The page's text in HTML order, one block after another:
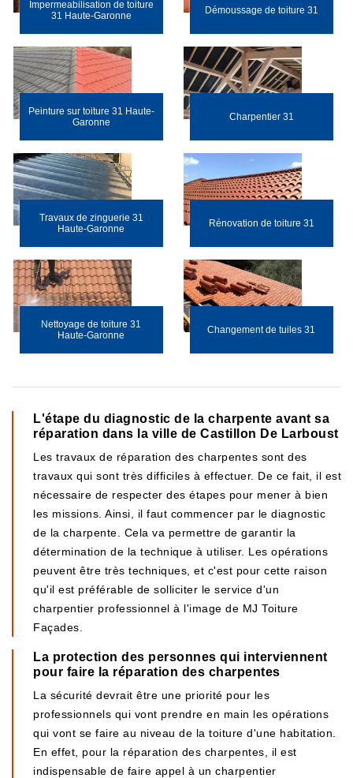
Impermeabilisation de toiture
31 Haute-Garonne
Démoussage de toiture 31
Peinture sur toiture 31 Haute-
Garonne
Charpentier 31
Travaux de zinguerie 31
Haute-Garonne
Rénovation de toiture 31
Nettoyage de toiture 31
Haute-Garonne
Changement de tuiles 31
L'étape du diagnostic de la charpente avant sa
réparation dans la ville de Castillon De Larboust
Les travaux de réparation des charpentes sont des
travaux qui sont très difficiles à effectuer. De ce fait, il est
nécessaire de respecter des étapes pour mener à bien
les missions. Ainsi, il faut commencer par le diagnostic
de la charpente. Cela va permettre de garantir la
détermination de la technique à utiliser. Les opérations
peuvent être très techniques, et c'est pour cette raison
qu'il est préférable de solliciter le service d'un
charpentier professionnel à l'image de MJ Toiture
Façades.
La protection des personnes qui interviennent
pour faire la réparation des charpentes
La sécurité devrait être une priorité pour les
professionnels qui vont prendre en main les opérations
qui vont se faire au niveau de la toiture d'une habitation.
En effet, pour la réparation des charpentes, il est
indispensable de faire appel à un charpentier